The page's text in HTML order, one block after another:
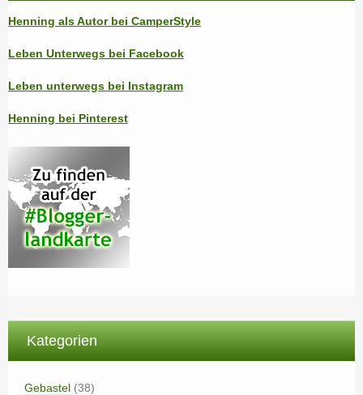
Henning als Autor bei CamperStyle
Leben Unterwegs bei Facebook
Leben unterwegs bei Instagram
Henning bei Pinterest
Kategorien
Gebastel (38)